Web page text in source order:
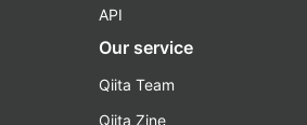
API
Our service
Qiita Team
Qiita Zine